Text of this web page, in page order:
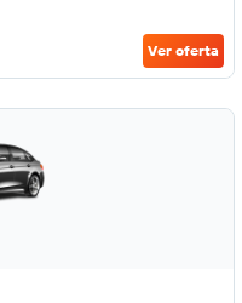
Ver oferta